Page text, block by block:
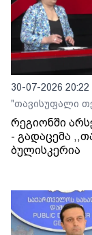
30-07-2026 20:22
"თავისუფალი
რეგიონში
- გადაცემა
ბულისკერია